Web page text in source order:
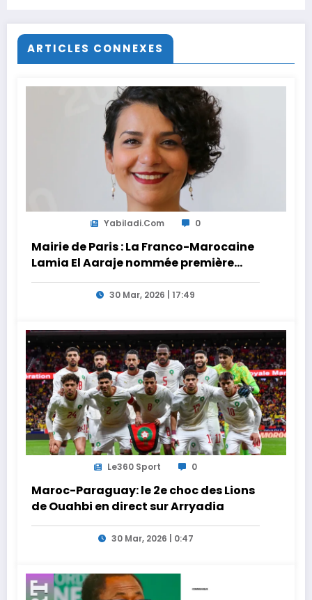
ARTICLES CONNEXES
Yabiladi.com 0
Mairie de Paris : La Franco-Marocaine
Lamia El Aaraje nommée première
adjointe
30 Mar, 2026 | 17:49
Le360 Sport 0
Maroc-Paraguay: le 2e choc des Lions
de Ouahbi en direct sur Arryadia
30 Mar, 2026 | 0:47